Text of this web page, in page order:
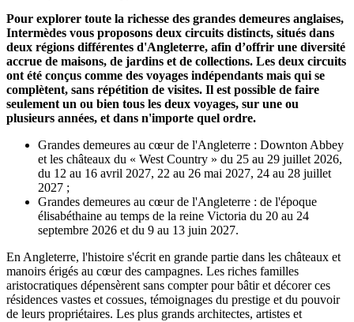
Pour explorer toute la richesse des grandes demeures anglaises,
Intermèdes vous proposons deux circuits distincts, situés dans
deux régions différentes d'Angleterre, afin d’offrir une diversité
accrue de maisons, de jardins et de collections. Les deux circuits
ont été conçus comme des voyages indépendants mais qui se
complètent, sans répétition de visites. Il est possible de faire
seulement un ou bien tous les deux voyages, sur une ou
plusieurs années, et dans n'importe quel ordre.
Grandes demeures au cœur de l'Angleterre : Downton Abbey
et les châteaux du « West Country » du 25 au 29 juillet 2026,
du 12 au 16 avril 2027, 22 au 26 mai 2027, 24 au 28 juillet
2027 ;
Grandes demeures au cœur de l'Angleterre : de l'époque
élisabéthaine au temps de la reine Victoria du 20 au 24
septembre 2026 et du 9 au 13 juin 2027.
En Angleterre, l'histoire s'écrit en grande partie dans les châteaux et
manoirs érigés au cœur des campagnes. Les riches familles
aristocratiques dépensèrent sans compter pour bâtir et décorer ces
résidences vastes et cossues, témoignages du prestige et du pouvoir
de leurs propriétaires. Les plus grands architectes, artistes et